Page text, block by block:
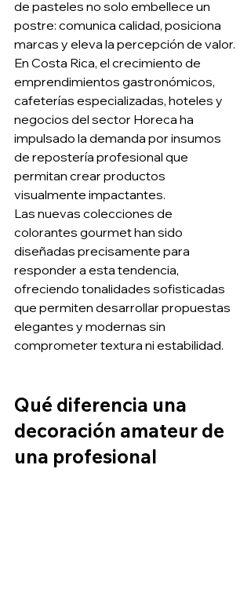
de pasteles no solo embellece un
postre: comunica calidad, posiciona
marcas y eleva la percepción de valor.
En Costa Rica, el crecimiento de
emprendimientos gastronómicos,
cafeterías especializadas, hoteles y
negocios del sector Horeca ha
impulsado la demanda por insumos
de repostería profesional que
permitan crear productos
visualmente impactantes.
Las nuevas colecciones de
colorantes gourmet han sido
diseñadas precisamente para
responder a esta tendencia,
ofreciendo tonalidades sofisticadas
que permiten desarrollar propuestas
elegantes y modernas sin
comprometer textura ni estabilidad.
Qué diferencia una
decoración amateur de
una profesional